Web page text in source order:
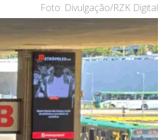
Foto: Divulgação/RZK Digital